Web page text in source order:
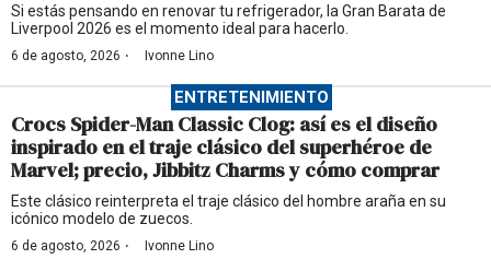
Si estás pensando en renovar tu refrigerador, la Gran Barata de
Liverpool 2026 es el momento ideal para hacerlo.
6 de agosto, 2026 · Ivonne Lino
ENTRETENIMIENTO
Crocs Spider-Man Classic Clog: así es el diseño
inspirado en el traje clásico del superhéroe de
Marvel; precio, Jibbitz Charms y cómo comprar
Este clásico reinterpreta el traje clásico del hombre araña en su
icónico modelo de zuecos.
6 de agosto, 2026 · Ivonne Lino